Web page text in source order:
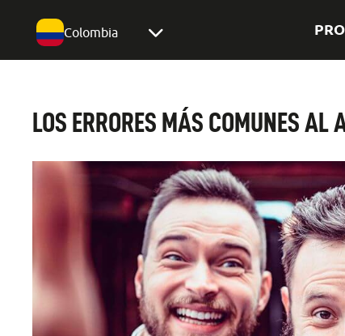
Colombia
LOS ERRORES MÁS COMUNES AL